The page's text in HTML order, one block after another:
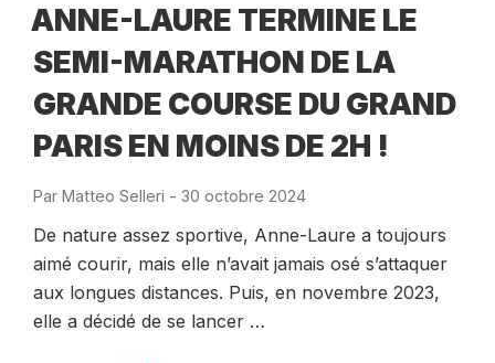
ANNE-LAURE TERMINE LE
SEMI-MARATHON DE LA
GRANDE COURSE DU GRAND
PARIS EN MOINS DE 2H !
Par Matteo Selleri - Publié
30 octobre 2024
De nature assez sportive, Anne-Laure a toujours
aimé courir, mais elle n’avait jamais osé s’attaquer
aux longues distances. Puis, en novembre 2023,
elle a décidé de se lancer …